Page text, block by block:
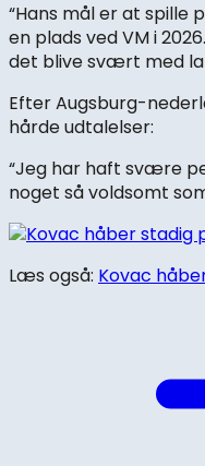
“Hans mål er at spille
en plads ved VM i
det blive svært med
Efter Augsburg-
hårde udtalelser:
“Jeg har haft svære
noget så voldsomt
Læs også: Kovac